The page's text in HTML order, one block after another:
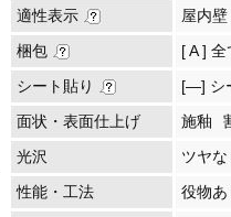
適性表示
屋内壁
梱包
[ A ]
シート貼り
[―] シ
面状・表面仕上げ
施釉
光沢
ツヤな
性能・工法
役物あ